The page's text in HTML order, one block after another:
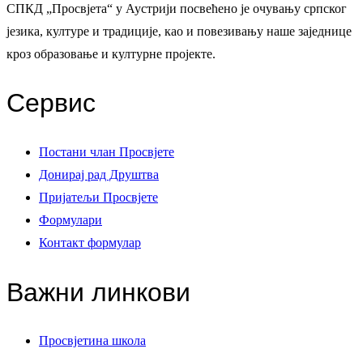
СПКД „Просвјета“ у Аустрији посвећено је очувању српског
језика, културе и традиције, као и повезивању наше заједнице
кроз образовање и културне пројекте.
Сервис
Постани члан Просвјете
Донирај рад Друштва
Пријатељи Просвјете
Формулари
Контакт формулар
Важни линкови
Просвјетина школа